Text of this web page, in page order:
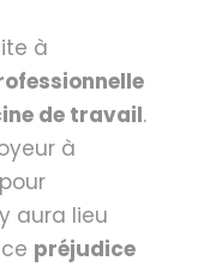
à
de travail.
à
aura lieu
préjudice